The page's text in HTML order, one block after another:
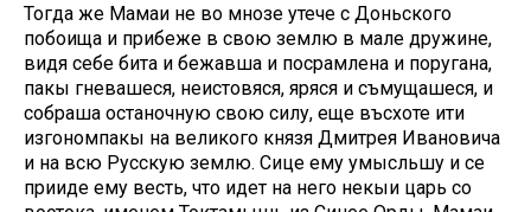
Тогда же Мамаи не во мнозе утече с Доньского
побоища и прибеже в свою землю в мале дружине,
видя себе бита и бежавша и посрамлена и поругана,
пакы гневашеся, неистовяся, яряся и съмущашеся, и
собраша останочную свою силу, еще въсхоте ити
изгономпакы на великого князя Дмитрея Ивановича
и на всю Русскую землю. Сице ему умысльшу и се
прииде ему весть, что идет на него некыи царь со